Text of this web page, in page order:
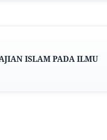
ISLAM PADA ILMU